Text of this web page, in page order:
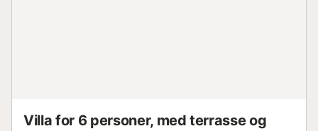
Villa for 6 personer, med terrasse og